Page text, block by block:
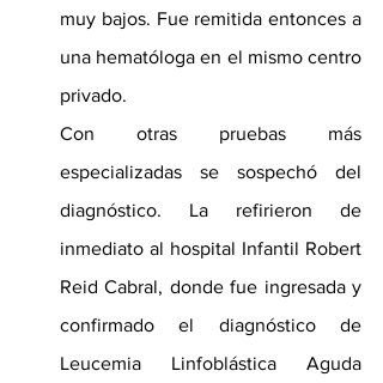
muy bajos. Fue remitida entonces a
una hematóloga en el mismo centro
privado.
Con otras pruebas más
especializadas se sospechó del
diagnóstico. La refirieron de
inmediato al hospital Infantil Robert
Reid Cabral, donde fue ingresada y
confirmado el diagnóstico de
Leucemia Linfoblástica Aguda